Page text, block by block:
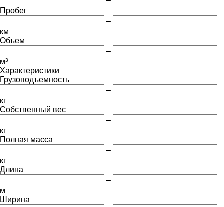
Пробег
–
км
Объем
–
м³
Характеристики
Грузоподъемность
–
кг
Собственный вес
–
кг
Полная масса
–
кг
Длина
–
м
Ширина